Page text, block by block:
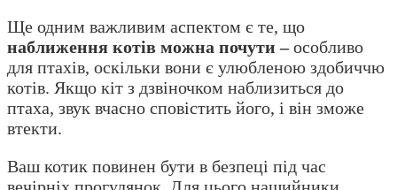
Ще одним важливим аспектом є те, що
наближення котів можна почути –особливо
для птахів, оскільки вони є улюбленою здобиччю
котів. Якщо кіт з дзвіночком наблизиться до
птаха, звук вчасно сповістить його, і він зможе
втекти.
Ваш котик повинен бути в безпеці під час